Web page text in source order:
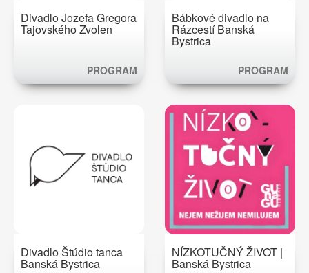
Divadlo Jozefa Gregora
Tajovského Zvolen
PROGRAM
Bábkové divadlo na
Rázcestí Banská
Bystrica
PROGRAM
Divadlo Štúdio tanca
Banská Bystrica
NÍZKOTUČNÝ ŽIVOT |
Banská Bystrica